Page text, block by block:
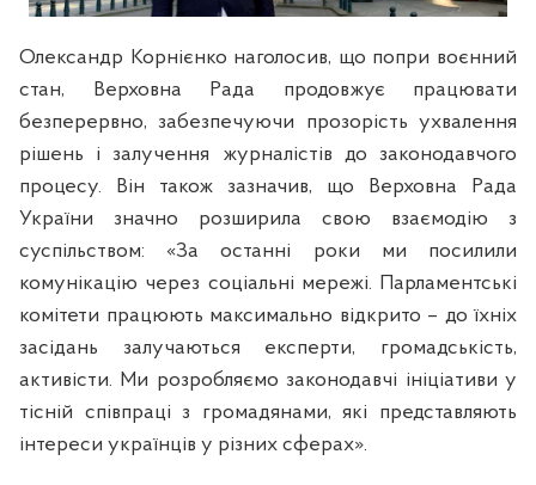
Олександр Корнієнко наголосив, що попри воєнний
стан, Верховна Рада продовжує працювати
безперервно, забезпечуючи прозорість ухвалення
рішень і залучення журналістів до законодавчого
процесу. Він також зазначив, що Верховна Рада
України значно розширила свою взаємодію з
суспільством: «За останні роки ми посилили
комунікацію через соціальні мережі. Парламентські
комітети працюють максимально відкрито – до їхніх
засідань залучаються експерти, громадськість,
активісти. Ми розробляємо законодавчі ініціативи у
тісній співпраці з громадянами, які представляють
інтереси українців у різних сферах».